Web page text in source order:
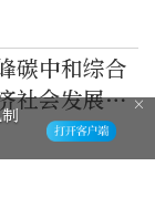
低碳转型
碳中和综合
社会发展全